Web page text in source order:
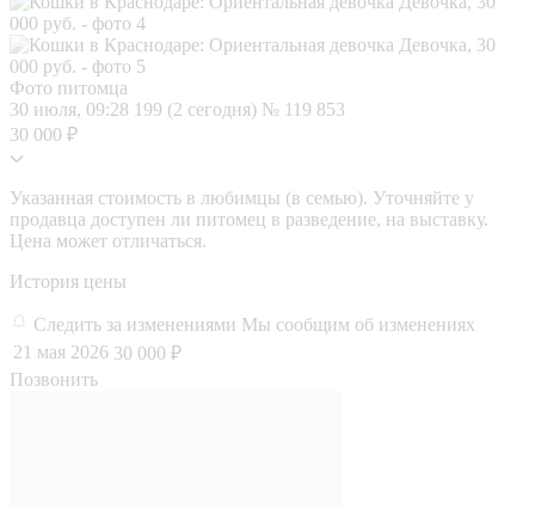
Фото питомца
30 июля, 09:28 199 (2 сегодня) № 119 853
30 000 ₽
Указанная стоимость в любимцы (в семью). Уточняйте у
продавца доступен ли питомец в разведение, на выставку.
Цена может отличаться.
История цены
Следить за изменениями Мы сообщим об изменениях
21 мая 2026 30 000 ₽
Позвонить